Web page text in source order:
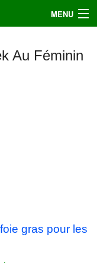
MENU
Au Féminin
gras pour les